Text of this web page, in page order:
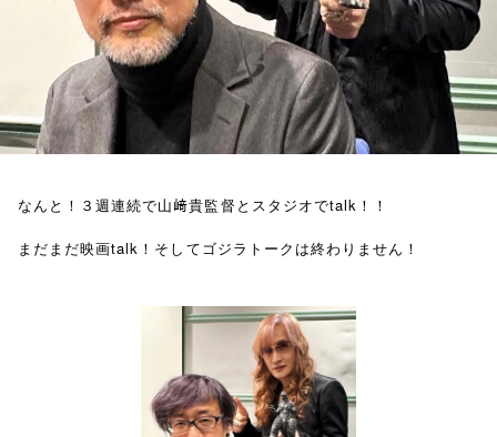
なんと！３週連続で山﨑貴監督とスタジオでtalk！！
まだまだ映画talk！そしてゴジラトークは終わりません！